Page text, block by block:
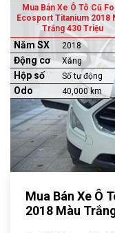
Mua Bán Xe Ô Tô Cũ
Ecosport Titanium 2018
Trắng 430 Triệu
Năm SX 2018
Động cơ Xăng
Hộp số Số tự động
Odo 40,000 km
Mua Bán Xe Ô
2018 Màu